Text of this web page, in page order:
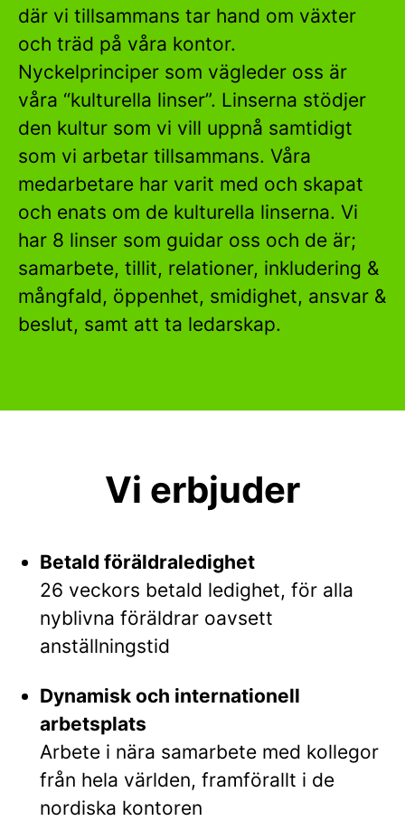
där vi tillsammans tar hand om växter
och träd på våra kontor.
Nyckelprinciper som vägleder oss är
våra “kulturella linser”. Linserna stödjer
den kultur som vi vill uppnå samtidigt
som vi arbetar tillsammans. Våra
medarbetare har varit med och skapat
och enats om de kulturella linserna. Vi
har 8 linser som guidar oss och de är;
samarbete, tillit, relationer, inkludering &
mångfald, öppenhet, smidighet, ansvar &
beslut, samt att ta ledarskap.
Vi erbjuder
Betald föräldraledighet
26 veckors betald ledighet, för alla
nyblivna föräldrar oavsett
anställningstid
Dynamisk och internationell
arbetsplats
Arbete i nära samarbete med kollegor
från hela världen, framförallt i de
nordiska kontoren